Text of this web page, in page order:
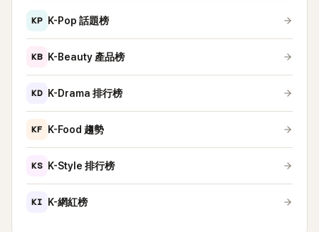
KP K-Pop 話題榜
KB K-Beauty 產品榜
KD K-Drama 排行榜
KF K-Food 趨勢
KS K-Style 排行榜
KI K-網紅榜